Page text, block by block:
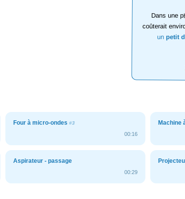
Dans une
coûterait
un petit
Four à micro-ondes #3
00:16
Machine
Aspirateur - passage
00:29